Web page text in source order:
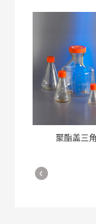
聚酯盖三